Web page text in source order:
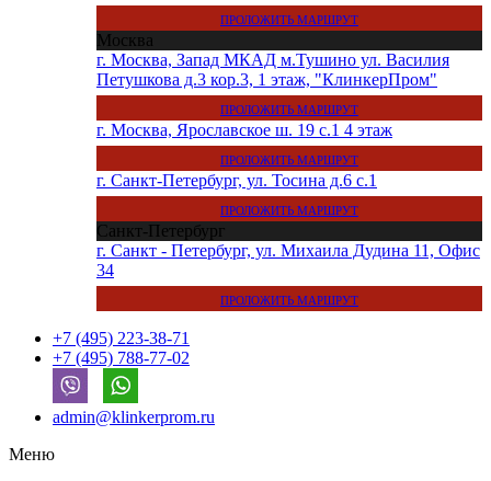
ПРОЛОЖИТЬ МАРШРУТ
Москва
г. Москва, Запад МКАД м.Тушино ул. Василия
Петушкова д.3 кор.3, 1 этаж, "КлинкерПром"
ПРОЛОЖИТЬ МАРШРУТ
г. Москва, Ярославское ш. 19 с.1 4 этаж
ПРОЛОЖИТЬ МАРШРУТ
г. Санкт-Петербург, ул. Тосина д.6 с.1
ПРОЛОЖИТЬ МАРШРУТ
Санкт-Петербург
г. Санкт - Петербург, ул. Михаила Дудина 11, Офис
34
ПРОЛОЖИТЬ МАРШРУТ
+7 (495) 223-38-71
+7 (495) 788-77-02
admin@klinkerprom.ru
Меню